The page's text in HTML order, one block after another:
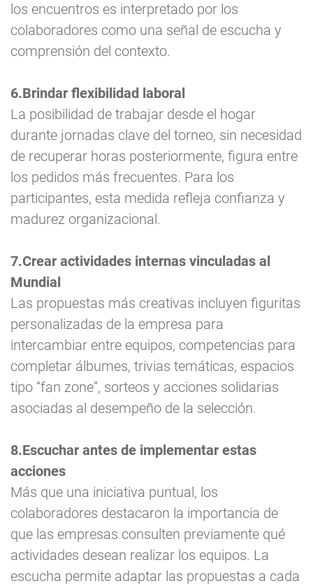
los encuentros es interpretado por los
colaboradores como una señal de escucha y
comprensión del contexto.
6.Brindar flexibilidad laboral
La posibilidad de trabajar desde el hogar
durante jornadas clave del torneo, sin necesidad
de recuperar horas posteriormente, figura entre
los pedidos más frecuentes. Para los
participantes, esta medida refleja confianza y
madurez organizacional.
7.Crear actividades internas vinculadas al
Mundial
Las propuestas más creativas incluyen figuritas
personalizadas de la empresa para
intercambiar entre equipos, competencias para
completar álbumes, trivias temáticas, espacios
tipo “fan zone”, sorteos y acciones solidarias
asociadas al desempeño de la selección.
8.Escuchar antes de implementar estas
acciones
Más que una iniciativa puntual, los
colaboradores destacaron la importancia de
que las empresas consulten previamente qué
actividades desean realizar los equipos. La
escucha permite adaptar las propuestas a cada